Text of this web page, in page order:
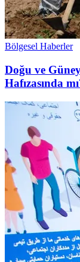
Bölgesel Haberler
Doğu ve
Hafızasında